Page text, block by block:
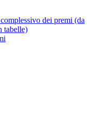
dei premi (da
tabelle)